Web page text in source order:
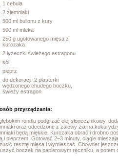
1 cebula
2 ziemniaki
500 ml bulionu z kury
500 ml mleka
250 g ugotowanego mięsa z
kurczaka
2 łyżeczki świeżego estragonu
sól
pieprz
do dekoracji: 2 plasterki
wędzonego chudego boczku,
świeży estragon
przyrządzania:
rondlu podgrzać olej słonecznikowy,
oraz odcedzone z zalewy ziarna
będą miękkie. Kurczaka obrać i drobno
i pieprzem. Gotować 2–3 minuty, ciągle
resztę mięsa i wymieszać. Chowder
boczek na papierowym ręczniku, a potem